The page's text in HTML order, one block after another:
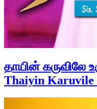
தாயின் கருவிலே
Thaiyin Karuvile